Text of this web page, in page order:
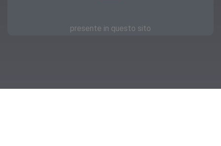
presente in questo sito